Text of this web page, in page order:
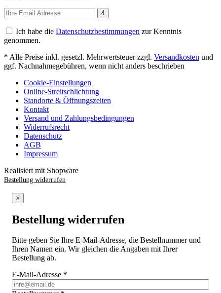
4
Ich habe die Datenschutzbestimmungen zur Kenntnis
genommen.
* Alle Preise inkl. gesetzl. Mehrwertsteuer zzgl. Versandkosten und
ggf. Nachnahmegebühren, wenn nicht anders beschrieben
Cookie-Einstellungen
Online-Streitschlichtung
Standorte & Öffnungszeiten
Kontakt
Versand und Zahlungsbedingungen
Widerrufsrecht
Datenschutz
AGB
Impressum
Realisiert mit Shopware
Bestellung widerrufen
×
Bestellung widerrufen
Bitte geben Sie Ihre E-Mail-Adresse, die Bestellnummer und
Ihren Namen ein. Wir gleichen die Angaben mit Ihrer
Bestellung ab.
E-Mail-Adresse *